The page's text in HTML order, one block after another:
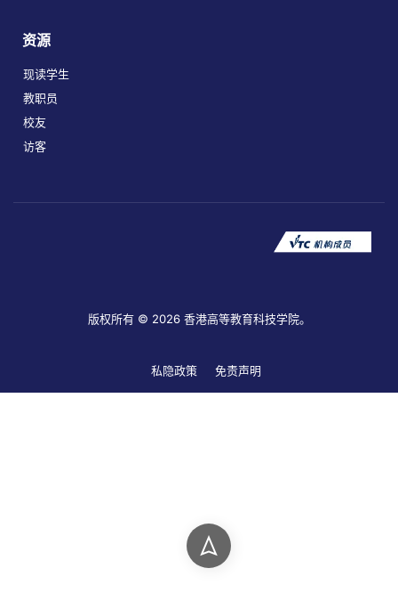
资源
现读学生
教职员
校友
访客
版权所有 © 2026 香港高等教育科技学院。
私隐政策 免责声明